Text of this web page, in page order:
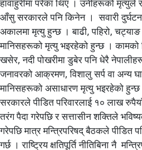
हावाहुरीमा परेका थिए । उनीहरूको मृत्युले
आँसु सरकारले पनि किनेन । सवारी
अकालमा मृत्यु हुन्छ । बाढी, पहिरो,
मानिसहरूको मृत्यु भइरहेको हुन्छ ।
खसेर, नदी पोखरीमा डुबेर पनि धेरै
जनावरको आक्रमण, विशालु सर्प वा अन्य
मानिसहरूको असाधारण मृत्यु भइरहेको
सरकारले पीडित परिवारलाई १० लाख
तरंग पैदा गरेपछि र सत्तासीन शक्तिले
गरेपछि मात्र मन्त्रिपरिषद् बैठकले पीडित
गर्छ । राष्ट्रिय क्षतिपूर्ति नीतिबिना नै